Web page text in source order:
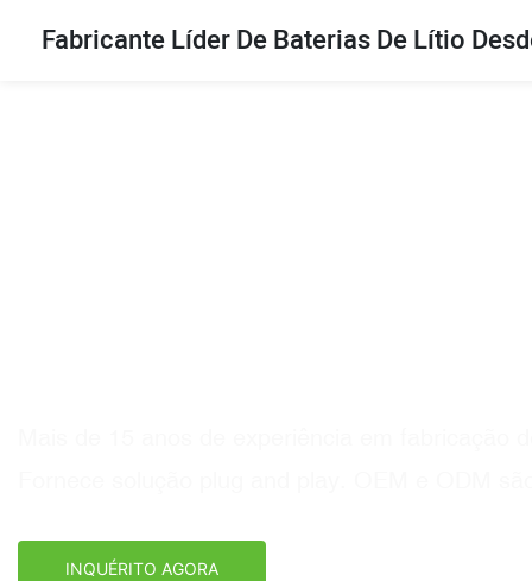
Fabricante Líder De Baterias De Lítio
INQUÉRITO AGORA